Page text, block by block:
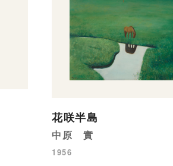
花咲半島
中原 實
1956